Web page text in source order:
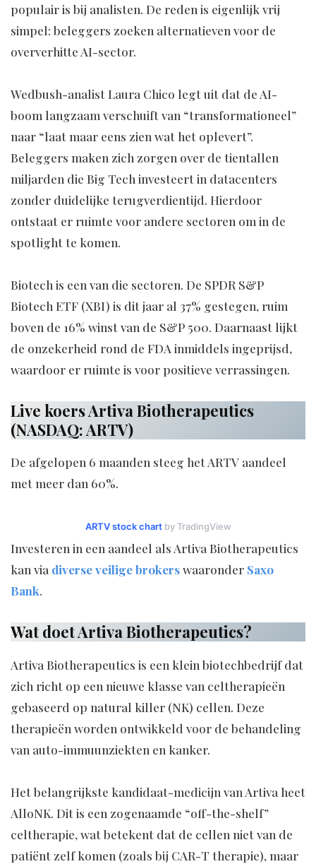
populair is bij analisten. De reden is eigenlijk vrij
simpel: beleggers zoeken alternatieven voor de
oververhitte AI-sector.
Wedbush-analist Laura Chico legt uit dat de AI-
boom langzaam verschuift van “transformationeel”
naar “laat maar eens zien wat het oplevert”.
Beleggers maken zich zorgen over de tientallen
miljarden die Big Tech investeert in datacenters
zonder duidelijke terugverdientijd. Hierdoor
ontstaat er ruimte voor andere sectoren om in de
spotlight te komen.
Biotech is een van die sectoren. De SPDR S&P
Biotech ETF (XBI) is dit jaar al 37% gestegen, ruim
boven de 16% winst van de S&P 500. Daarnaast lijkt
de onzekerheid rond de FDA inmiddels ingeprijsd,
waardoor er ruimte is voor positieve verrassingen.
Live koers Artiva Biotherapeutics
(NASDAQ: ARTV)
De afgelopen 6 maanden steeg het ARTV aandeel
met meer dan 60%.
ARTV stock chartby TradingView
Investeren in een aandeel als Artiva Biotherapeutics
kan via diverse veilige brokerswaaronder Saxo
Bank.
Wat doet Artiva Biotherapeutics?
Artiva Biotherapeutics is een klein biotechbedrijf dat
zich richt op een nieuwe klasse van celtherapieën
gebaseerd op natural killer (NK) cellen. Deze
therapieën worden ontwikkeld voor de behandeling
van auto-immuunziekten en kanker.
Het belangrijkste kandidaat-medicijn van Artiva heet
AlloNK. Dit is een zogenaamde “off-the-shelf”
celtherapie, wat betekent dat de cellen niet van de
patiënt zelf komen (zoals bij CAR-T therapie), maar